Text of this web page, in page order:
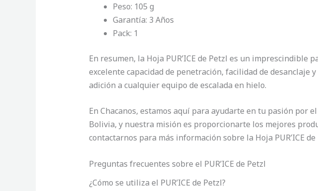
Peso: 105 g
Garantía: 3 Años
Pack: 1
En resumen, la Hoja PUR’ICE de Petzl es un
excelente capacidad de penetración, facilidad de
adición a cualquier equipo de escalada en hielo.
En Chacanos, estamos aquí para ayudarte en tu pasión por
Bolivia, y nuestra misión es proporcionarte los mejores
contactarnos para más información sobre la Hoja PUR’ICE
Preguntas frecuentes sobre el PUR’ICE de Petzl
¿Cómo se utiliza el PUR’ICE de Petzl?